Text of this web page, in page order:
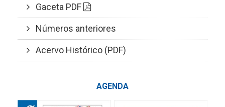
Gaceta PDF
Números anteriores
Acervo Histórico (PDF)
AGENDA